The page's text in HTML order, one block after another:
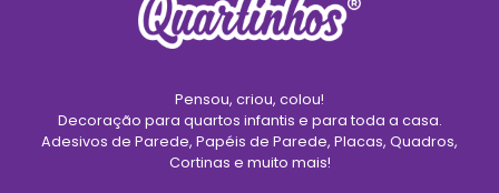
Pensou, criou, colou!
Decoração para quartos infantis e para toda a casa.
Adesivos de Parede, Papéis de Parede, Placas, Quadros,
Cortinas e muito mais!